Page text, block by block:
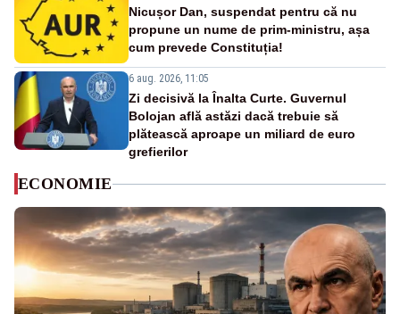
Nicușor Dan, suspendat pentru că nu
propune un nume de prim-ministru, așa
cum prevede Constituția!
6 aug. 2026, 11:05
Zi decisivă la Înalta Curte. Guvernul
Bolojan află astăzi dacă trebuie să
plătească aproape un miliard de euro
grefierilor
ECONOMIE